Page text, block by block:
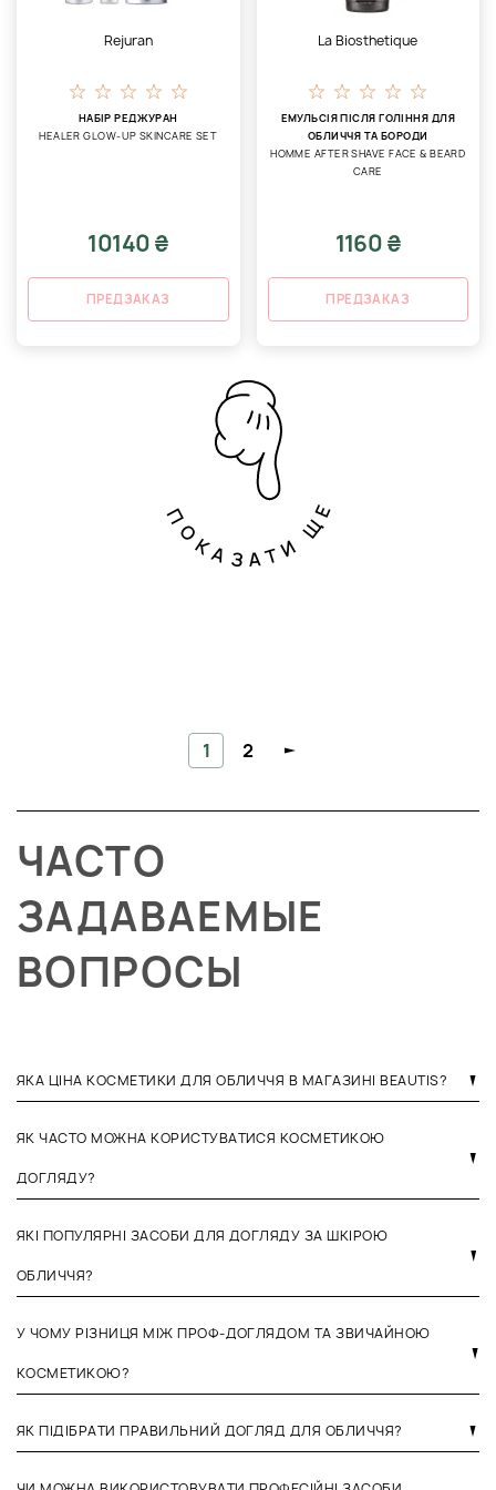
Rejuran
НАБІР РЕДЖУРАН
HEALER GLOW-UP SKINCARE SET
10140 ₴
ПРЕДЗАКАЗ
La Biosthetique
ЕМУЛЬСІЯ ПІСЛЯ ГОЛІННЯ ДЛЯ
ОБЛИЧЧЯ ТА БОРОДИ
HOMME AFTER SHAVE FACE & BEARD
CARE
1160 ₴
ПРЕДЗАКАЗ
ПОКАЗАТИ ЩЕ
1 2
ЧАСТО
ЗАДАВАЕМЫЕ
ВОПРОСЫ
ЯКА ЦІНА КОСМЕТИКИ ДЛЯ ОБЛИЧЧЯ В МАГАЗИНІ BEAUTIS?
ЯК ЧАСТО МОЖНА КОРИСТУВАТИСЯ КОСМЕТИКОЮ
ДОГЛЯДУ?
ЯКІ ПОПУЛЯРНІ ЗАСОБИ ДЛЯ ДОГЛЯДУ ЗА ШКІРОЮ
ОБЛИЧЧЯ?
У ЧОМУ РІЗНИЦЯ МІЖ ПРОФ-ДОГЛЯДОМ ТА ЗВИЧАЙНОЮ
КОСМЕТИКОЮ?
ЯК ПІДІБРАТИ ПРАВИЛЬНИЙ ДОГЛЯД ДЛЯ ОБЛИЧЧЯ?